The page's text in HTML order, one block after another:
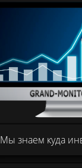
Мы знаем куда